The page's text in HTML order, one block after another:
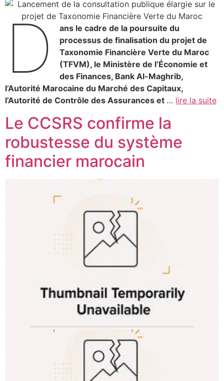
D
ans le cadre de la poursuite du
processus de finalisation du projet de
Taxonomie Financière Verte du Maroc
(TFVM), le Ministère de l’Économie et
des Finances, Bank Al-Maghrib,
l’Autorité Marocaine du Marché des Capitaux,
l’Autorité de Contrôle des Assurances et … lire la suite
Le CCSRS confirme la
robustesse du système
financier marocain